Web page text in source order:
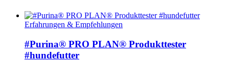
Erfahrungen & Empfehlungen
#Purina® PRO PLAN® Produkttester
#hundefutter